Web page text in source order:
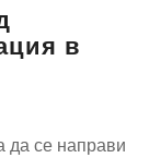
в
да⁤ се направи